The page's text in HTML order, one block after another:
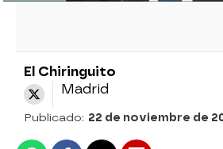
El Chiringuito
Madrid
Publicado: 22 de noviembre de